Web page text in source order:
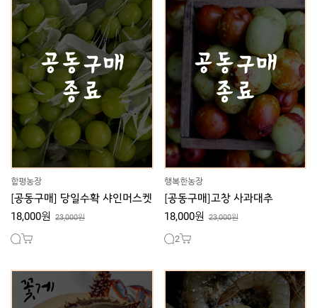
함평농장
[공동구매] 당일수확 샤인머스켓
18,000원 23,000원
행복한농장
[공동구매]고창 사과대추
18,000원 23,000원
2